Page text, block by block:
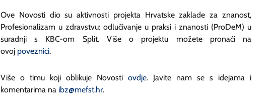
Ove Novosti dio su aktivnosti projekta Hrvatske zaklade za znanost,
Profesionalizam u zdravstvu: odlučivanje u praksi i znanosti (ProDeM) u
suradnji s KBC-om Split. Više o projektu možete pronaći na
ovoj poveznici.
Više o timu koji oblikuje Novosti ovdje. Javite nam se s idejama i
komentarima na ibz@mefst.hr.